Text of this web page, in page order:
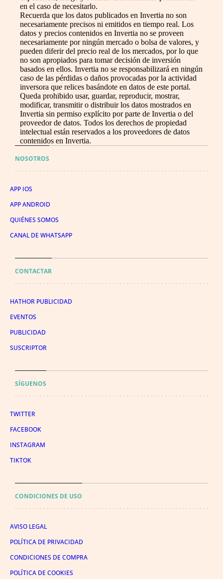
en el caso de necesitarlo.
Recuerda que los datos publicados en Invertia no son
necesariamente precisos ni emitidos en tiempo real. Los
datos y precios contenidos en Invertia no se proveen
necesariamente por ningún mercado o bolsa de valores, y
pueden diferir del precio real de los mercados, por lo que
no son apropiados para tomar decisión de inversión
basados en ellos. Invertia no se responsabilizará en ningún
caso de las pérdidas o daños provocadas por la actividad
inversora que relices basándote en datos de este portal.
Queda prohibido usar, guardar, reproducir, mostrar,
modificar, transmitir o distribuir los datos mostrados en
Invertia sin permiso explícito por parte de Invertia o del
proveedor de datos. Todos los derechos de propiedad
intelectual están reservados a los proveedores de datos
contenidos en Invertia.
NOSOTROS
APP IOS
APP ANDROID
QUIÉNES SOMOS
CANAL DE WHATSAPP
CONTACTAR
HATHOR PUBLICIDAD
EVENTOS
PUBLICIDAD
SUSCRIPTOR
SÍGUENOS
TWITTER
FACEBOOK
INSTAGRAM
TIKTOK
CONDICIONES DE USO
AVISO LEGAL
POLÍTICA DE PRIVACIDAD
CONDICIONES DE COMPRA
POLÍTICA DE COOKIES